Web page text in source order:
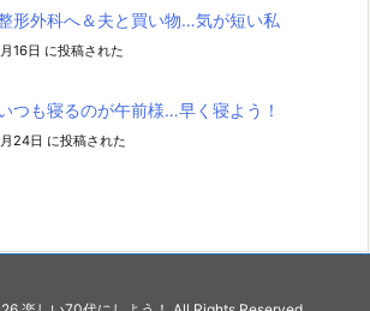
形外科へ＆夫と買い物…気が短い私
16日 に投稿された
つも寝るのが午前様…早く寝よう！
24日 に投稿された